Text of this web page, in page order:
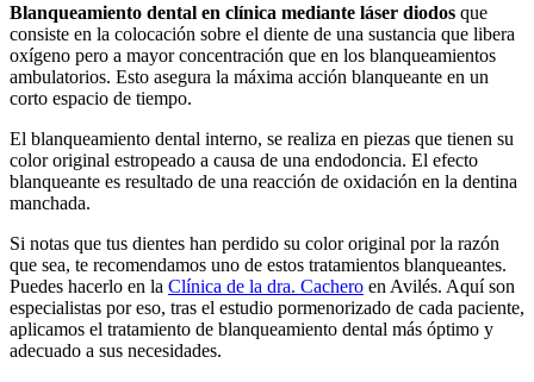
Blanqueamiento dental en clínica mediante láser diodos que
consiste en la colocación sobre el diente de una sustancia que libera
oxígeno pero a mayor concentración que en los blanqueamientos
ambulatorios. Esto asegura la máxima acción blanqueante en un
corto espacio de tiempo.
El blanqueamiento dental interno, se realiza en piezas que tienen su
color original estropeado a causa de una endodoncia. El efecto
blanqueante es resultado de una reacción de oxidación en la dentina
manchada.
Si notas que tus dientes han perdido su color original por la razón
que sea, te recomendamos uno de estos tratamientos blanqueantes.
Puedes hacerlo en la Clínica de la dra. Cachero en Avilés. Aquí son
especialistas por eso, tras el estudio pormenorizado de cada paciente,
aplicamos el tratamiento de blanqueamiento dental más óptimo y
adecuado a sus necesidades.